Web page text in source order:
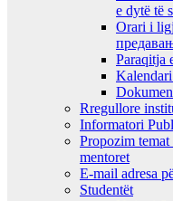
e dytë të
Orari i
Paraqitja
Rregullore
Informatori
Propozim
mentoret
E-mail adresa
Studentët